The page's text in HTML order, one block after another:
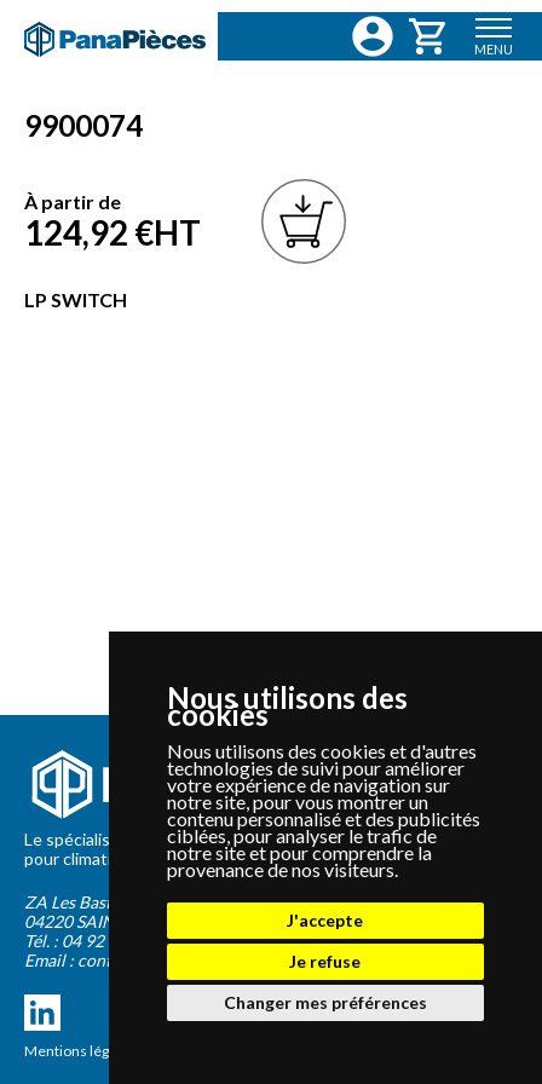
Nous utilisons des
cookies
Nous utilisons des cookies et d'autres
technologies de suivi pour améliorer
votre expérience de navigation sur
notre site, pour vous montrer un
contenu personnalisé et des publicités
ciblées, pour analyser le trafic de
notre site et pour comprendre la
provenance de nos visiteurs.
J'accepte
Je refuse
Changer mes préférences
MENU
9900074
À partir de
124,92 €HT
LP SWITCH
Le spécialiste depuis 2012 de la vente de pièces détachées
pour climatisation et Pompe à Chaleur Panasonic et Sanyo
ZA Les Bastides Blanches
04220 SAINTE-TULLE
Tél. : 04 92 75 89 55
Email : contact@panapieces.com
Mentions légales